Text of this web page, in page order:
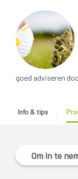
goed adviseren
Info & tips
Om in te